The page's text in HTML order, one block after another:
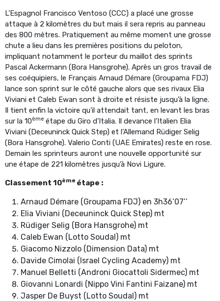
L’Espagnol Francisco Ventoso (CCC) a placé une grosse
attaque à 2 kilomètres du but mais il sera repris au panneau
des 800 mètres. Pratiquement au même moment une grosse
chute a lieu dans les premières positions du peloton,
impliquant notamment le porteur du maillot des sprints
Pascal Ackermann (Bora Hansgrohe). Après un gros travail de
ses coéquipiers, le Français Arnaud Démare (Groupama FDJ)
lance son sprint sur le côté gauche alors que ses rivaux Elia
Viviani et Caleb Ewan sont à droite et résiste jusqu’à la ligne.
Il tient enfin la victoire qu’il attendait tant, en levant les bras
sur la 10ème étape du Giro d’Italia. Il devance l’Italien Elia
Viviani (Deceuninck Quick Step) et l’Allemand Rüdiger Selig
(Bora Hansgrohe). Valerio Conti (UAE Emirates) reste en rose.
Demain les sprinteurs auront une nouvelle opportunité sur
une étape de 221 kilomètres jusqu’à Novi Ligure.
Classement 10ème étape :
Arnaud Démare (Groupama FDJ) en 3h36’07’’
Elia Viviani (Deceuninck Quick Step) mt
Rüdiger Selig (Bora Hansgrohe) mt
Caleb Ewan (Lotto Soudal) mt
Giacomo Nizzolo (Dimension Data) mt
Davide Cimolai (Israel Cycling Academy) mt
Manuel Belletti (Androni Giocattoli Sidermec) mt
Giovanni Lonardi (Nippo Vini Fantini Faizane) mt
Jasper De Buyst (Lotto Soudal) mt